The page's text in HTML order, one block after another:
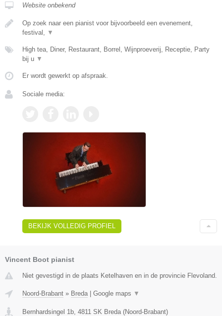
Website onbekend
Op zoek naar een pianist voor bijvoorbeeld een evenement,
festival,
▼
High tea, Diner, Restaurant, Borrel, Wijnproeverij, Receptie, Party
bij u ▼
Er wordt gewerkt op afspraak.
Sociale media:
BEKIJK VOLLEDIG PROFIEL
Vincent Boot pianist
Niet gevestigd in de plaats Ketelhaven en in de provincie Flevoland.
Noord-Brabant » Breda | Google maps ▼
Bernhardsingel 1b 4811 SK Breda (Noord-Brabant)